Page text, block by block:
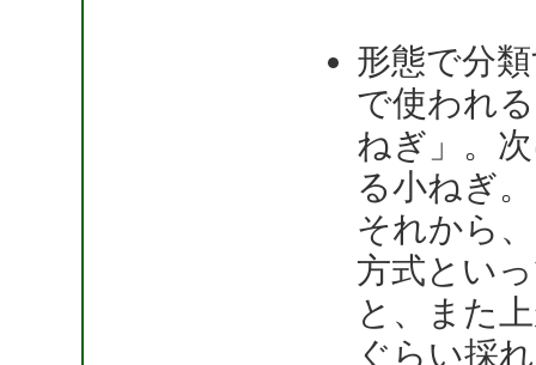
形態で分
で使われ
ねぎ」。
る小ねぎ
それから
方式とい
と、また
ぐらい採